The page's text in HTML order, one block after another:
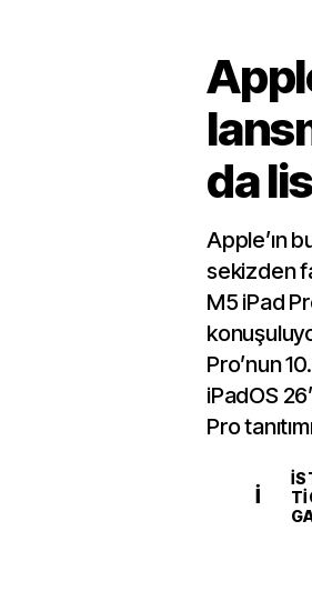
da
Apple’ın
sekizden
M5 iPad
Pro’nun
iPadOS
Pro
İ